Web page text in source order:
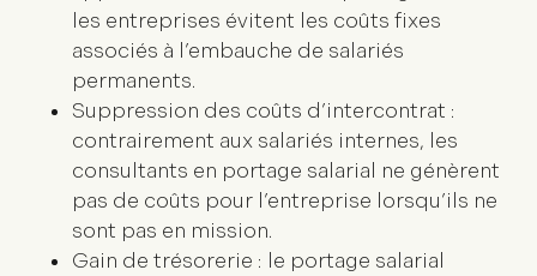
les entreprises évitent les coûts fixes
associés à l’embauche de salariés
permanents.
Suppression des coûts d’intercontrat :
contrairement aux salariés internes, les
consultants en portage salarial ne génèrent
pas de coûts pour l’entreprise lorsqu’ils ne
sont pas en mission.
Gain de trésorerie : le portage salarial